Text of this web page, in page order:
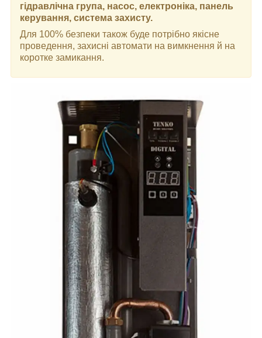
гідравлічна група, насос, електроніка, панель
керування, система захисту.
Для 100% безпеки також буде потрібно якісне
проведення, захисні автомати на вимкнення й на
коротке замикання.